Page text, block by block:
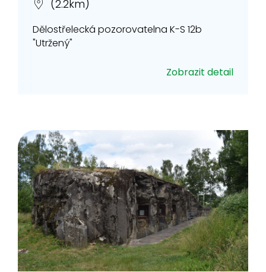
(2.2km)
Dělostřelecká pozorovatelna K-S 12b
"Utržený"
Zobrazit detail